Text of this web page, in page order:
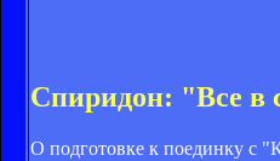
Спиридон: "Все в
О подготовке к поединку с